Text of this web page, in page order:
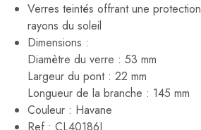
Verres teintés offrant une
rayons du soleil
Dimensions :
Diamètre du verre : 53 mm
Largeur du pont : 22 mm
Longueur de la branche : 145 mm
Couleur : Havane